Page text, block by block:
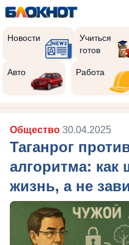
Новости
Учиться
готов
Авто Работа
Общество 30.04.2025
Таганрог
алгоритма: как
жизнь, а не